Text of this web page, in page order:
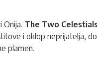
Onija. The Two Celestials
i oklop neprijatelja,
plamen.